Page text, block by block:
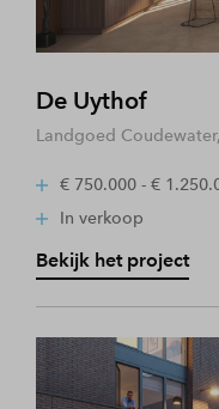
De Uythof
Landgoed
€ 750.000 - €
In verkoop
Bekijk het project